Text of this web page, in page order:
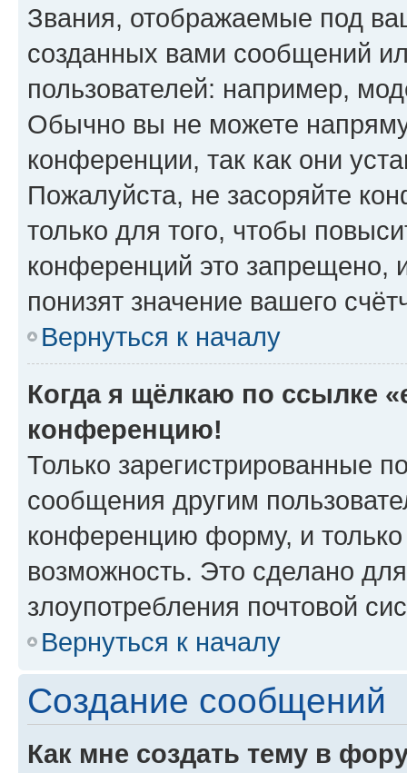
Звания, отображаемые под
созданных вами сообщений
пользователей: например,
Обычно вы не можете
конференции, так как они
Пожалуйста, не засоряйте
только для того, чтобы
конференций это запрещено,
понизят значение вашего
Вернуться к началу
Когда я щёлкаю по ссылке
конференцию!
Только зарегистрированные
сообщения другим
конференцию форму, и
возможность. Это сделано
злоупотребления почтовой
Вернуться к началу
Создание сообщений
Как мне создать тему в